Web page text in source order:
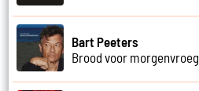
Bart Peeters
Brood voor morgenvroeg